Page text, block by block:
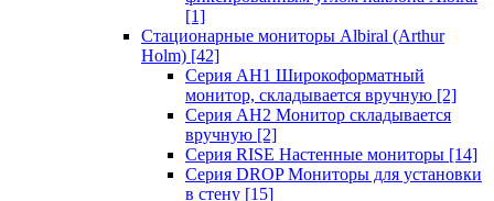
[1]
Стационарные мониторы Albiral (Arthur
Holm) [42]
Серия AH1 Широкоформатный
монитор, складывается вручную [2]
Серия AH2 Монитор складывается
вручную [2]
Серия RISE Настенные мониторы [14]
Серия DROP Мониторы для установки
в стену [15]